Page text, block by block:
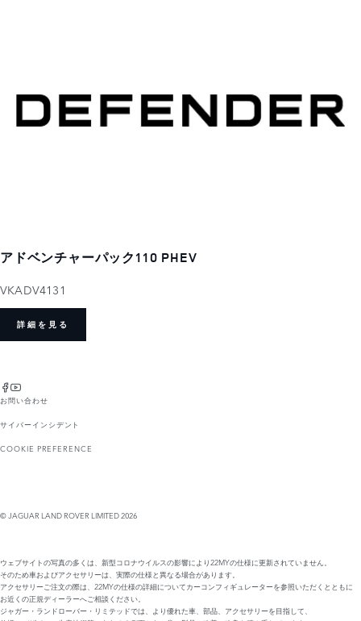
アドベンチャーパック110 PHEV
VKADV4131
詳細を見る
お問い合わせ
サイバーインシデント
COOKIE PREFERENCE
© JAGUAR LAND ROVER LIMITED 2026
ウェブサイトの写真の多くは、新型コロナウイルスの影響により22MYの仕様に更新されていません。
そのため車およびアクセサリーは、実際の仕様と異なる場合があります。
アクセサリーご注文の際は、22MYの仕様の詳細についてカーコンフィギュレーターを参照いただくとともに
お近くの正規ディーラーへご相談ください。
ジャガー・ランドローバー・リミテッドでは、より優れた車、部品、アクセサリーを目指して、